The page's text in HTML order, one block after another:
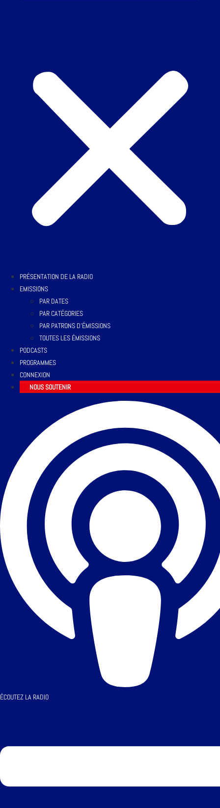
PRÉSENTATION DE LA RADIO
EMISSIONS
PAR DATES
PAR CATÉGORIES
PAR PATRONS D’ÉMISSIONS
TOUTES LES ÉMISSIONS
PODCASTS
PROGRAMMES
CONNEXION
NOUS SOUTENIR
ÉCOUTEZ LA RADIO